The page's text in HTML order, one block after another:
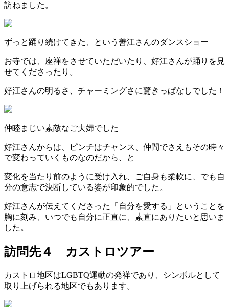
訪ねました。
ずっと踊り続けてきた、という善江さんのダンスショー
お寺では、座禅をさせていただいたり、好江さんが踊りを見
せてくださったり。
好江さんの明るさ、チャーミングさに驚きっぱなしでした！
仲睦まじい素敵なご夫婦でした
好江さんからは、ピンチはチャンス、仲間でさえもその時々
で変わっていくものなのだから、と
変化を当たり前のように受け入れ、ご自身も柔軟に、でも自
分の意志で決断している姿が印象的でした。
好江さんが伝えてくださった「自分を愛する」ということを
胸に刻み、いつでも自分に正直に、素直にありたいと思いま
した。
訪問先４ カストロツアー
カストロ地区はLGBTQ運動の発祥であり、シンボルとして
取り上げられる地区でもあります。